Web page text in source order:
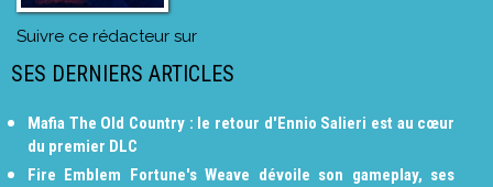
Suivre ce rédacteur sur
SES DERNIERS ARTICLES
Mafia The Old Country : le retour d'Ennio Salieri est au cœur
du premier DLC
Fire Emblem Fortune's Weave dévoile son gameplay, ses